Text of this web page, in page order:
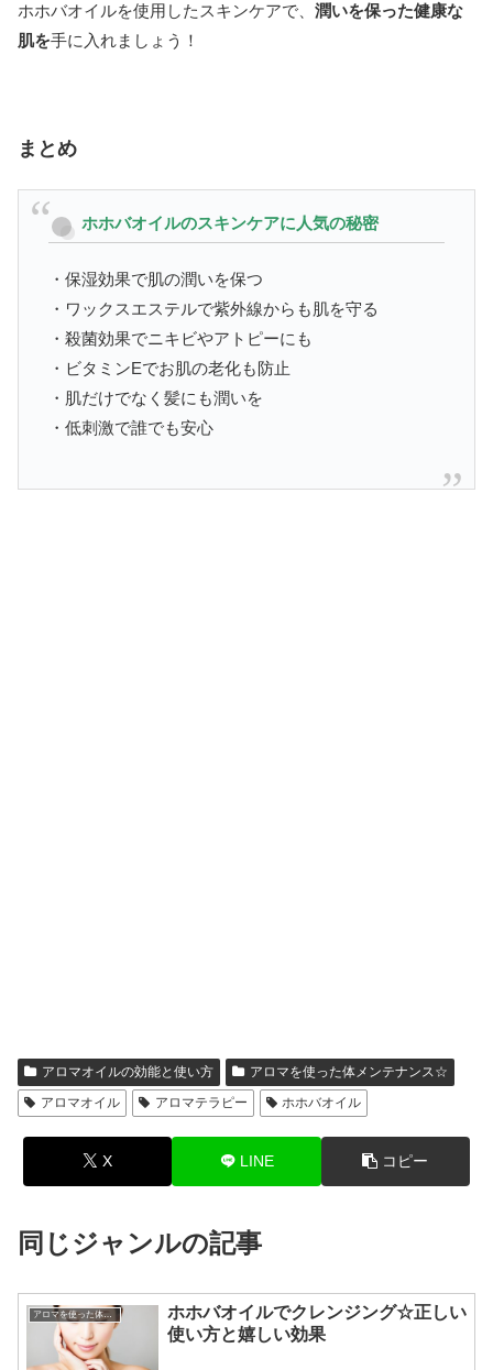
ホホバオイルを使用したスキンケアで、 潤いを保った健康な
肌を手に入れましょう！
まとめ
ホホバオイルのスキンケアに人気の秘密
・保湿効果で肌の潤いを保つ
・ワックスエステルで紫外線からも肌を守る
・殺菌効果でニキビやアトピーにも
・ビタミンEでお肌の老化も防止
・肌だけでなく髪にも潤いを
・低刺激で誰でも安心
アロマオイルの効能と使い方
アロマを使った体メンテナンス☆
アロマオイル
アロマテラピー ホホバオイル
X LINE コピー
同じジャンルの記事
アロマを使った体メンテナンス☆
ホホバオイルでクレンジング☆正しい
使い方と嬉しい効果